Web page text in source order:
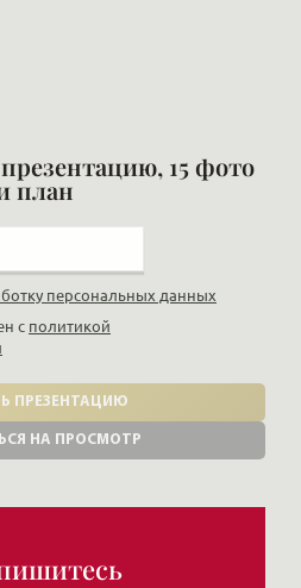
15 фото
план
персональных данных
с политикой
ПРЕЗЕНТАЦИЮ
НА ПРОСМОТР